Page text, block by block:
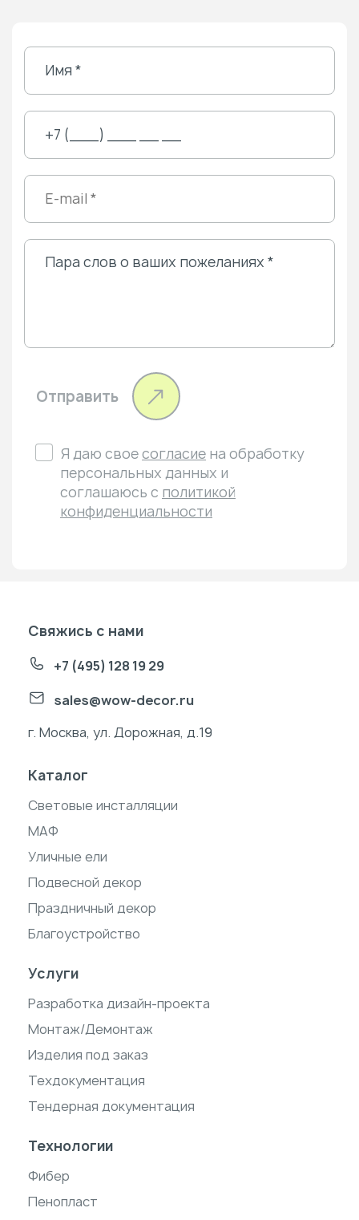
Отправить
Я даю своесогласие на обработку
персональных данных и
соглашаюсь с политикой
конфиденциальности
Свяжись с нами
+7 (495) 128 19 29
sales@wow-decor.ru
г. Москва, ул. Дорожная, д.19
Каталог
Световые инсталляции
МАФ
Уличные ели
Подвесной декор
Праздничный декор
Благоустройство
Услуги
Разработка дизайн-проекта
Монтаж/Демонтаж
Изделия под заказ
Техдокументация
Тендерная документация
Технологии
Фибер
Пенопласт